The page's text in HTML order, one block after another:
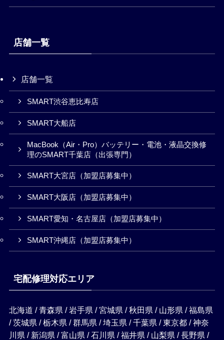
店舗一覧
店舗一覧
SMART渋谷恵比寿店
SMART大船店
MacBook（Air・Pro）バッテリー・電池・液晶交換修
理のSMART千葉店（出張専門）
SMART大宮店（加盟店募集中）
SMART大阪店（加盟店募集中）
SMART愛知・名古屋店（加盟店募集中）
SMART沖縄店（加盟店募集中）
宅配修理対応エリア
北海道 / 青森県 / 岩手県 / 宮城県 / 秋田県 / 山形県 / 福島県
/ 茨城県 / 栃木県 / 群馬県 / 埼玉県 / 千葉県 / 東京都 / 神奈
川県 / 新潟県 / 富山県 / 石川県 / 福井県 / 山梨県 / 長野県 /